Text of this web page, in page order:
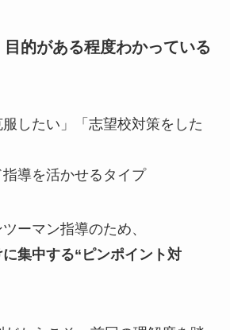
的がある程度わかっている
服したい」「志望校対策をした
指導を活かせるタイプ
ーマン指導のため、
集中する“ピンポイント対